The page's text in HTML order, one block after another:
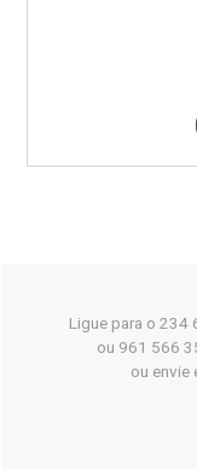
Ligue para o 234
ou 961 566
ou envie